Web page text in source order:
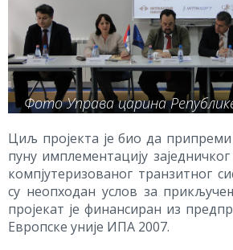
Фото Управа царина
Циљ пројекта је био да
пуну имплементацију
компјутеризованог транзитног
су неопходан услов за
пројекат је финансиран из
Европске уније ИПА 2007.